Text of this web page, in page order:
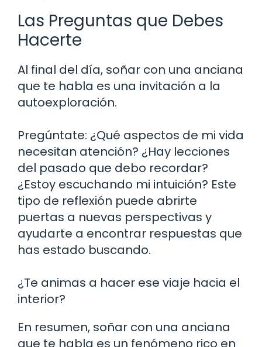
Las Preguntas que Debes
Hacerte
Al final del día, soñar con una anciana
que te habla es una invitación a la
autoexploración.
Pregúntate: ¿Qué aspectos de mi vida
necesitan atención? ¿Hay lecciones
del pasado que debo recordar?
¿Estoy escuchando mi intuición? Este
tipo de reflexión puede abrirte
puertas a nuevas perspectivas y
ayudarte a encontrar respuestas que
has estado buscando.
¿Te animas a hacer ese viaje hacia el
interior?
En resumen, soñar con una anciana
que te habla es un fenómeno rico en